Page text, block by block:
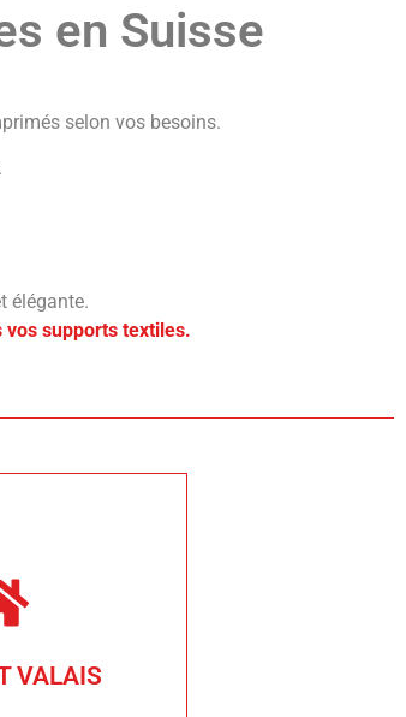
en Suisse
selon vos besoins.
élégante.
supports textiles.
VALAIS
56
60 20